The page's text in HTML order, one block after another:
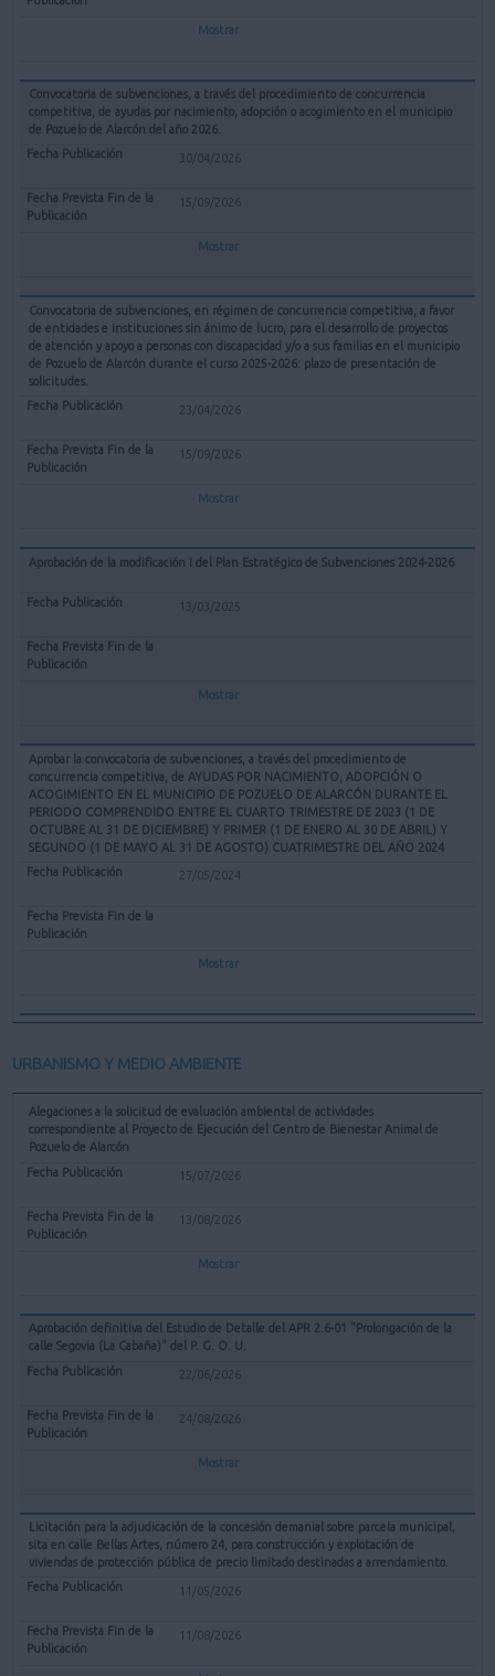
Mostrar
Convocatoria de subvenciones, a través del procedimiento de concurrencia
competitiva, de ayudas por nacimiento, adopción o acogimiento en el municipio
de Pozuelo de Alarcón del año 2026.
30/04/2026
15/09/2026
Mostrar
Convocatoria de subvenciones, en régimen de concurrencia competitiva, a favor
de entidades e instituciones sin ánimo de lucro, para el desarrollo de proyectos
de atención y apoyo a personas con discapacidad y/o a sus familias en el municipio
de Pozuelo de Alarcón durante el curso 2025-2026: plazo de presentación de
solicitudes.
23/04/2026
15/09/2026
Mostrar
Aprobación de la modificación I del Plan Estratégico de Subvenciones 2024-2026
13/03/2025
Mostrar
Aprobar la convocatoria de subvenciones, a través del procedimiento de
concurrencia competitiva, de AYUDAS POR NACIMIENTO, ADOPCIÓN O
ACOGIMIENTO EN EL MUNICIPIO DE POZUELO DE ALARCÓN DURANTE EL
PERIODO COMPRENDIDO ENTRE EL CUARTO TRIMESTRE DE 2023 (1 DE
OCTUBRE AL 31 DE DICIEMBRE) Y PRIMER (1 DE ENERO AL 30 DE ABRIL) Y
SEGUNDO (1 DE MAYO AL 31 DE AGOSTO) CUATRIMESTRE DEL AÑO 2024
27/05/2024
Mostrar
URBANISMO Y MEDIO AMBIENTE
Alegaciones a la solicitud de evaluación ambiental de actividades
correspondiente al Proyecto de Ejecución del Centro de Bienestar Animal de
Pozuelo de Alarcón
15/07/2026
13/08/2026
Mostrar
Aprobación definitiva del Estudio de Detalle del APR 2.6-01 "Prolongación de la
calle Segovia (La Cabaña)" del P. G. O. U.
22/06/2026
24/08/2026
Mostrar
Licitación para la adjudicación de la concesión demanial sobre parcela municipal,
sita en calle Bellas Artes, número 24, para construcción y explotación de
viviendas de protección pública de precio limitado destinadas a arrendamiento.
11/05/2026
11/08/2026